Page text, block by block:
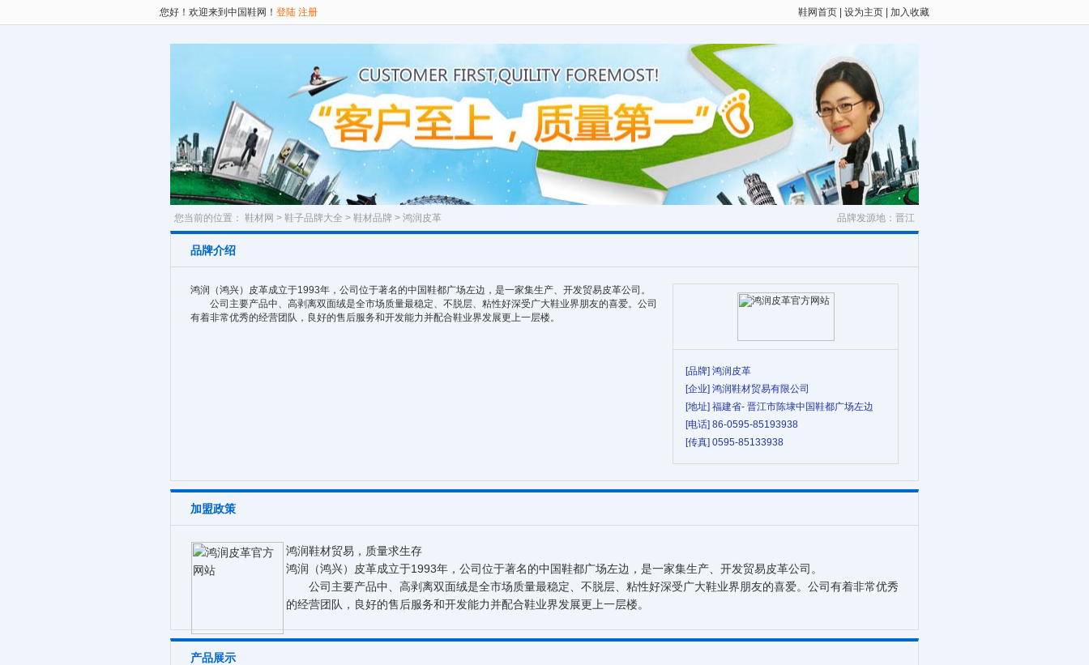
鞋网首页 设为主页 加入收藏
您好！欢迎来到中国鞋网！ 登陆 注册
品牌发源地：晋江
您当前的位置： 鞋材网 > 鞋子品牌大全 > 鞋材品牌 > 鸿润皮革
品牌介绍
[品牌] 鸿润皮革
[企业] 鸿润鞋材贸易有限公司
[地址] 福建省- 晋江市陈埭中国鞋都广场左边
[电话] 86-0595-85193938
[传真] 0595-85133938
鸿润（鸿兴）皮革成立于1993年，公司位于著名的中国鞋都广场左边，是一家集生产、开发贸易皮革公司。
公司主要产品中、高剥离双面绒是全市场质量最稳定、不脱层、粘性好深受广大鞋业界朋友的喜爱。公司
有着非常优秀的经营团队，良好的售后服务和开发能力并配合鞋业界发展更上一层楼。
加盟政策
鸿润鞋材贸易，质量求生存
鸿润（鸿兴）皮革成立于1993年，公司位于著名的中国鞋都广场左边，是一家集生产、开发贸易皮革公司。
公司主要产品中、高剥离双面绒是全市场质量最稳定、不脱层、粘性好深受广大鞋业界朋友的喜爱。公司有着非常优秀
的经营团队，良好的售后服务和开发能力并配合鞋业界发展更上一层楼。
产品展示